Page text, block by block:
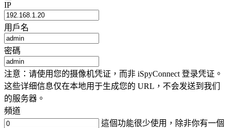
IP
用戶名
密碼
注意：请使用您的摄像机凭证，而非 iSpyConnect 登录凭证。
这些详细信息仅在本地用于生成您的 URL，不会发送到我们
的服务器。
頻道
這個功能很少使用，除非你有一個